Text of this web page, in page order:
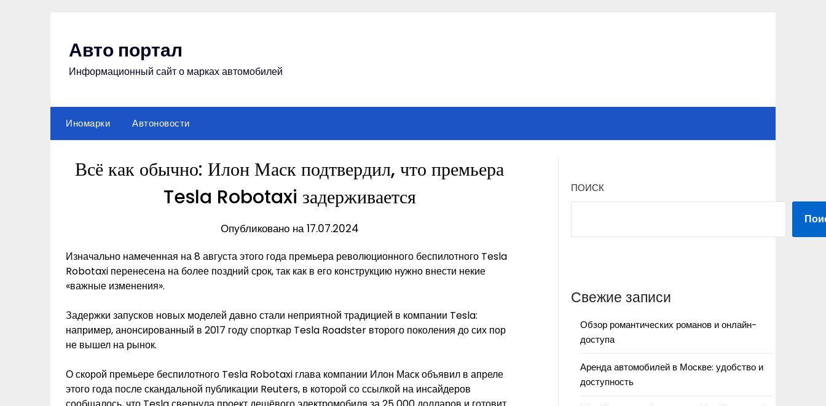
Авто портал
Информационный сайт о марках автомобилей
Иномарки Автоновости
Всё как обычно: Илон Маск подтвердил, что премьера
Tesla Robotaxi задерживается
Опубликовано на 17.07.2024
Изначально намеченная на 8 августа этого года премьера революционного беспилотного Tesla
Robotaxi перенесена на более поздний срок, так как в его конструкцию нужно внести некие
«важные изменения».
Задержки запусков новых моделей давно стали неприятной традицией в компании Tesla:
например, анонсированный в 2017 году спорткар Tesla Roadster второго поколения до сих пор
не вышел на рынок.
О скорой премьере беспилотного Tesla Robotaxi глава компании Илон Маск объявил в апреле
этого года после скандальной публикации Reuters, в которой со ссылкой на инсайдеров
ПОИСК
Свежие записи
Обзор романтических романов и онлайн-
доступа
Аренда автомобилей в Москве: удобство и
доступность